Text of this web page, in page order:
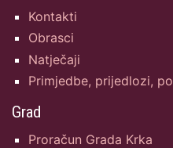
Kontakti
Obrasci
Natječaji
Primjedbe, prijedlozi,
Grad
Proračun Grada Krka